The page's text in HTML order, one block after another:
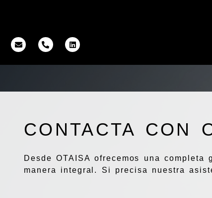
CONTACTA CON
Desde OTAISA ofrecemos una completa
manera integral. Si precisa nuestra